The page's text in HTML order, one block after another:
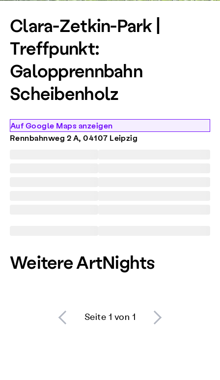
Clara-Zetkin-Park |
Treffpunkt:
Galopprennbahn
Scheibenholz
Auf Google Maps anzeigen
Rennbahnweg 2 A, 04107 Leipzig
Weitere ArtNights
Seite 1 von 1